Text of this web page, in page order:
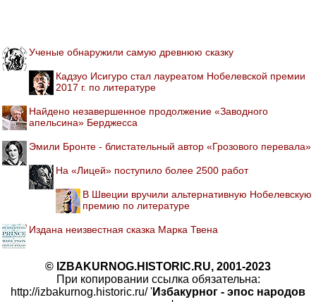
Ученые обнаружили самую древнюю сказку
Кадзуо Исигуро стал лауреатом Нобелевской премии
2017 г. по литературе
Найдено незавершенное продолжение «Заводного
апельсина» Берджесса
Эмили Бронте - блистательный автор «Грозового перевала»
На «Лицей» поступило более 2500 работ
В Швеции вручили альтернативную Нобелевскую
премию по литературе
Издана неизвестная сказка Марка Твена
© IZBAKURNOG.HISTORIC.RU, 2001-2023
При копировании ссылка обязательна:
http://izbakurnog.historic.ru/ 'Избакурног - эпос народов